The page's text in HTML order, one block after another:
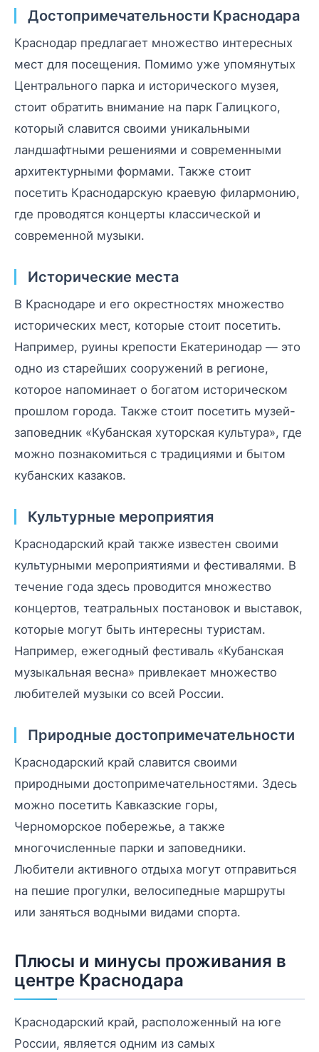
Достопримечательности Краснодара
Краснодар предлагает множество интересных
мест для посещения. Помимо уже упомянутых
Центрального парка и исторического музея,
стоит обратить внимание на парк Галицкого,
который славится своими уникальными
ландшафтными решениями и современными
архитектурными формами. Также стоит
посетить Краснодарскую краевую филармонию,
где проводятся концерты классической и
современной музыки.
Исторические места
В Краснодаре и его окрестностях множество
исторических мест, которые стоит посетить.
Например, руины крепости Екатеринодар — это
одно из старейших сооружений в регионе,
которое напоминает о богатом историческом
прошлом города. Также стоит посетить музей-
заповедник «Кубанская хуторская культура», где
можно познакомиться с традициями и бытом
кубанских казаков.
Культурные мероприятия
Краснодарский край также известен своими
культурными мероприятиями и фестивалями. В
течение года здесь проводится множество
концертов, театральных постановок и выставок,
которые могут быть интересны туристам.
Например, ежегодный фестиваль «Кубанская
музыкальная весна» привлекает множество
любителей музыки со всей России.
Природные достопримечательности
Краснодарский край славится своими
природными достопримечательностями. Здесь
можно посетить Кавказские горы,
Черноморское побережье, а также
многочисленные парки и заповедники.
Любители активного отдыха могут отправиться
на пешие прогулки, велосипедные маршруты
или заняться водными видами спорта.
Плюсы и минусы проживания в
центре Краснодара
Краснодарский край, расположенный на юге
России, является одним из самых